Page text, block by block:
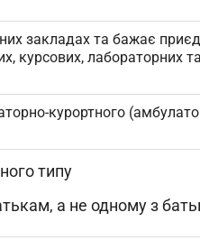
закладах та бажає
курсових, лабораторних
курортного
типу
а не одному з